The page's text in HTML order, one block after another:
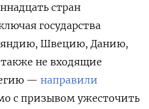
стран
государства
Швецию, Данию,
не входящие
— направили
с призывом ужесточить